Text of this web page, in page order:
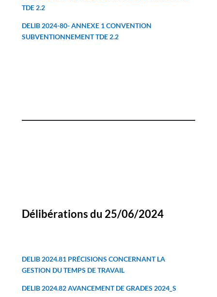
TDE 2.2
DELIB 2024-80- ANNEXE 1 CONVENTION
SUBVENTIONNEMENT TDE 2.2
Délibérations du 25/06/2024
DELIB 2024.81 PRÉCISIONS CONCERNANT LA
GESTION DU TEMPS DE TRAVAIL
DELIB 2024.82 AVANCEMENT DE GRADES 2024_S